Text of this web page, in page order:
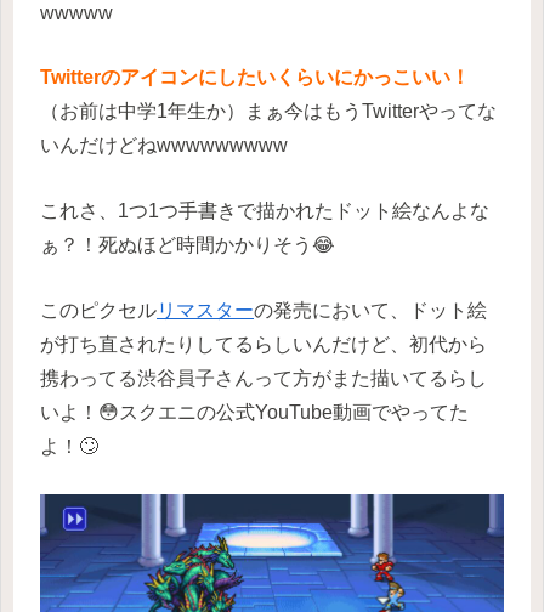
wwwww
Twitterのアイコンにしたいくらいにかっこいい！
（お前は中学1年生か）まぁ今はもうTwitterやってな
いんだけどねwwwwwwwww
これさ、1つ1つ手書きで描かれたドット絵なんよな
ぁ？！死ぬほど時間かかりそう😂
このピクセルリマスターの発売において、ドット絵
が打ち直されたりしてるらしいんだけど、初代から
携わってる渋谷員子さんって方がまた描いてるらし
いよ！😳スクエニの公式YouTube動画でやってた
よ！🙄